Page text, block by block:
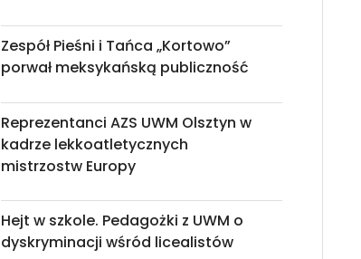
Zespół Pieśni i Tańca „Kortowo”
porwał meksykańską publiczność
Reprezentanci AZS UWM Olsztyn w
kadrze lekkoatletycznych
mistrzostw Europy
Hejt w szkole. Pedagożki z UWM o
dyskryminacji wśród licealistów